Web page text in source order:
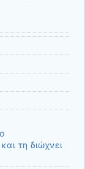
τη διώχνει